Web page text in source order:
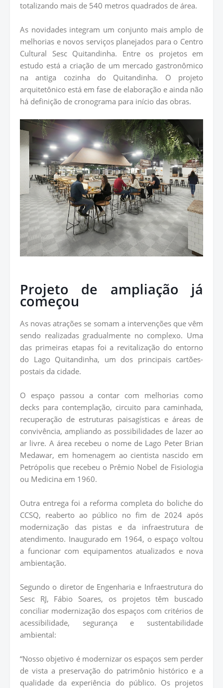
totalizando mais de 540 metros quadrados de área.
As novidades integram um conjunto mais amplo de
melhorias e novos serviços planejados para o Centro
Cultural Sesc Quitandinha. Entre os projetos em
estudo está a criação de um mercado gastronômico
na antiga cozinha do Quitandinha. O projeto
arquitetônico está em fase de elaboração e ainda não
há definição de cronograma para início das obras.
Projeto de ampliação já
começou
As novas atrações se somam a intervenções que vêm
sendo realizadas gradualmente no complexo. Uma
das primeiras etapas foi a revitalização do entorno
do Lago Quitandinha, um dos principais cartões-
postais da cidade.
O espaço passou a contar com melhorias como
decks para contemplação, circuito para caminhada,
recuperação de estruturas paisagísticas e áreas de
convivência, ampliando as possibilidades de lazer ao
ar livre. A área recebeu o nome de Lago Peter Brian
Medawar, em homenagem ao cientista nascido em
Petrópolis que recebeu o Prêmio Nobel de Fisiologia
ou Medicina em 1960.
Outra entrega foi a reforma completa do boliche do
CCSQ, reaberto ao público no fim de 2024 após
modernização das pistas e da infraestrutura de
atendimento. Inaugurado em 1964, o espaço voltou
a funcionar com equipamentos atualizados e nova
ambientação.
Segundo o diretor de Engenharia e Infraestrutura do
Sesc RJ, Fábio Soares, os projetos têm buscado
conciliar modernização dos espaços com critérios de
acessibilidade, segurança e sustentabilidade
ambiental:
“Nosso objetivo é modernizar os espaços sem perder
de vista a preservação do patrimônio histórico e a
qualidade da experiência do público. Os projetos